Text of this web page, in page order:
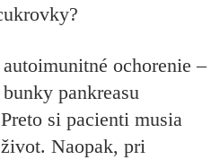
ochorenie –
pankreasu
si pacienti musia
Naopak, pri